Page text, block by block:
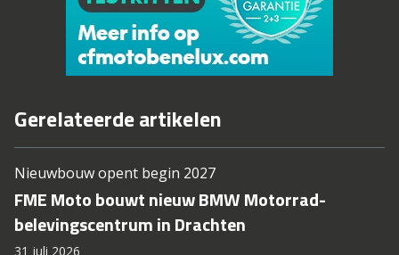
Gerelateerde artikelen
Nieuwbouw opent begin 2027
FME Moto bouwt nieuw BMW Motorrad-
belevingscentrum in Drachten
31 juli 2026